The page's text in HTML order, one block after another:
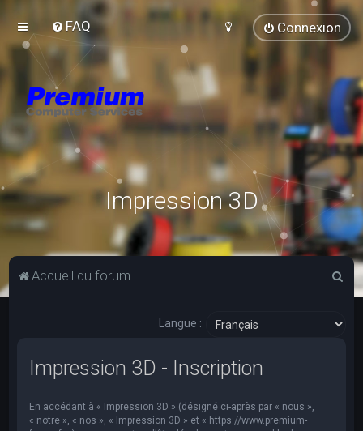
FAQ Connexion
Impression 3D
Accueil du forum
Langue :
Impression 3D - Inscription
En accédant à « Impression 3D » (désigné ci-après par « nous »,
« notre », « nos », « Impression 3D » et « https://www.premium-